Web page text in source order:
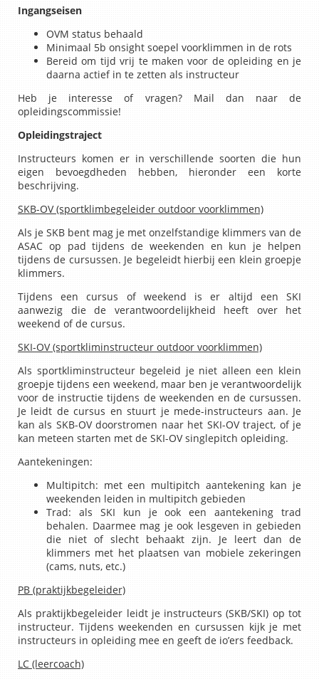
Ingangseisen
OVM status behaald
Minimaal 5b onsight soepel voorklimmen in de rots
Bereid om tijd vrij te maken voor de opleiding en je
daarna actief in te zetten als instructeur
Heb je interesse of vragen? Mail dan naar de
opleidingscommissie!
Opleidingstraject
Instructeurs komen er in verschillende soorten die hun
eigen bevoegdheden hebben, hieronder een korte
beschrijving.
SKB-OV (sportklimbegeleider outdoor voorklimmen)
Als je SKB bent mag je met onzelfstandige klimmers van de
ASAC op pad tijdens de weekenden en kun je helpen
tijdens de cursussen. Je begeleidt hierbij een klein groepje
klimmers.
Tijdens een cursus of weekend is er altijd een SKI
aanwezig die de verantwoordelijkheid heeft over het
weekend of de cursus.
SKI-OV (sportkliminstructeur outdoor voorklimmen)
Als sportkliminstructeur begeleid je niet alleen een klein
groepje tijdens een weekend, maar ben je verantwoordelijk
voor de instructie tijdens de weekenden en de cursussen.
Je leidt de cursus en stuurt je mede-instructeurs aan. Je
kan als SKB-OV doorstromen naar het SKI-OV traject, of je
kan meteen starten met de SKI-OV singlepitch opleiding.
Aantekeningen:
Multipitch: met een multipitch aantekening kan je
weekenden leiden in multipitch gebieden
Trad: als SKI kun je ook een aantekening trad
behalen. Daarmee mag je ook lesgeven in gebieden
die niet of slecht behaakt zijn. Je leert dan de
klimmers met het plaatsen van mobiele zekeringen
(cams, nuts, etc.)
PB (praktijkbegeleider)
Als praktijkbegeleider leidt je instructeurs (SKB/SKI) op tot
instructeur. Tijdens weekenden en cursussen kijk je met
instructeurs in opleiding mee en geeft de io’ers feedback.
LC (leercoach)